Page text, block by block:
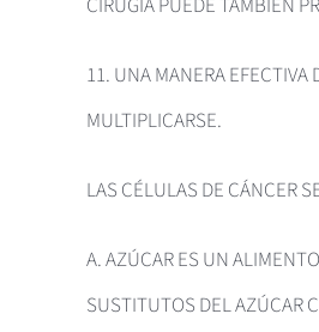
CIRUGÍA PUEDE TAMBIÉN
11. UNA MANERA EFECTIVA
MULTIPLICARSE.
LAS CÉLULAS DE CÁNCER
A. AZÚCAR ES UN
SUSTITUTOS DEL AZÚCAR